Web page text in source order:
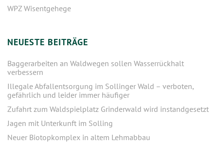
WPZ Wisentgehege
NEUESTE BEITRÄGE
Baggerarbeiten an Waldwegen sollen Wasserrückhalt
verbessern
Illegale Abfallentsorgung im Sollinger Wald – verboten,
gefährlich und leider immer häufiger
Zufahrt zum Waldspielplatz Grinderwald wird instandgesetzt
Jagen mit Unterkunft im Solling
Neuer Biotopkomplex in altem Lehmabbau